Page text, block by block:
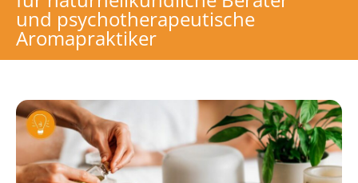
und psychotherapeutische
Aromapraktiker